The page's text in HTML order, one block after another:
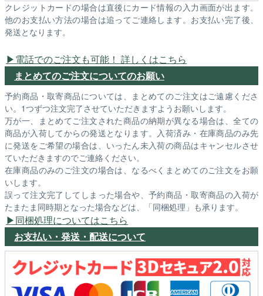
クレジットカードの場合は直後にカード情報の入力画面が出ます。
他のお支払い方法の場合は追ってご連絡します。お支払い完了後、
発送となります。
電話でのご注文も可能！ 詳しくはこちら
まとめてのご注文についてのお願い
予約商品・取寄商品については、まとめてのご注文はご遠慮くださ
い。1つずつ注文完了させていただきますようお願いします。
万が一、まとめてご注文された商品の納期が異なる場合は、全ての
商品が入荷してからの発送となります。入荷済み・在庫商品のみ先
に発送をご希望の場合は、いったん未入荷の商品はキャンセルさせ
ていただきますのでご連絡ください。
在庫商品のみのご注文の場合は、なるべくまとめてのご注文をお願
いします。
誤って注文完了してしまった場合や、予約商品・取寄商品の入荷が
たまたま同時期となった場合などは、「同梱処理」も承ります。
同梱処理についてはこちら
お支払い・発送・配送について